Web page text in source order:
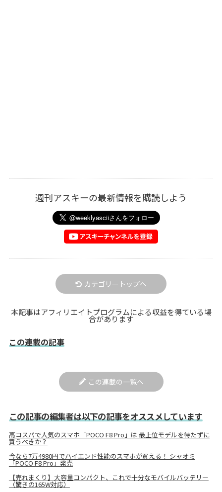
週刊アスキーの最新情報を購読しよう
カテゴリートップへ
本記事はアフィリエイトプログラムによる収益を得ている場
合があります
この連載の記事
この連載の一覧へ
この記事の編集者は以下の記事をオススメしています
高コスパで人気のスマホ「POCO F8 Pro」は 最上位モデルを待たずに
買うべきか？
今なら7万4980円でハイエンド性能のスマホが買える！ シャオミ
「POCO F8 Pro」発売
【売れまくり】大容量コンパクト、これで十分なモバイルバッテリー
（驚きの165W対応）